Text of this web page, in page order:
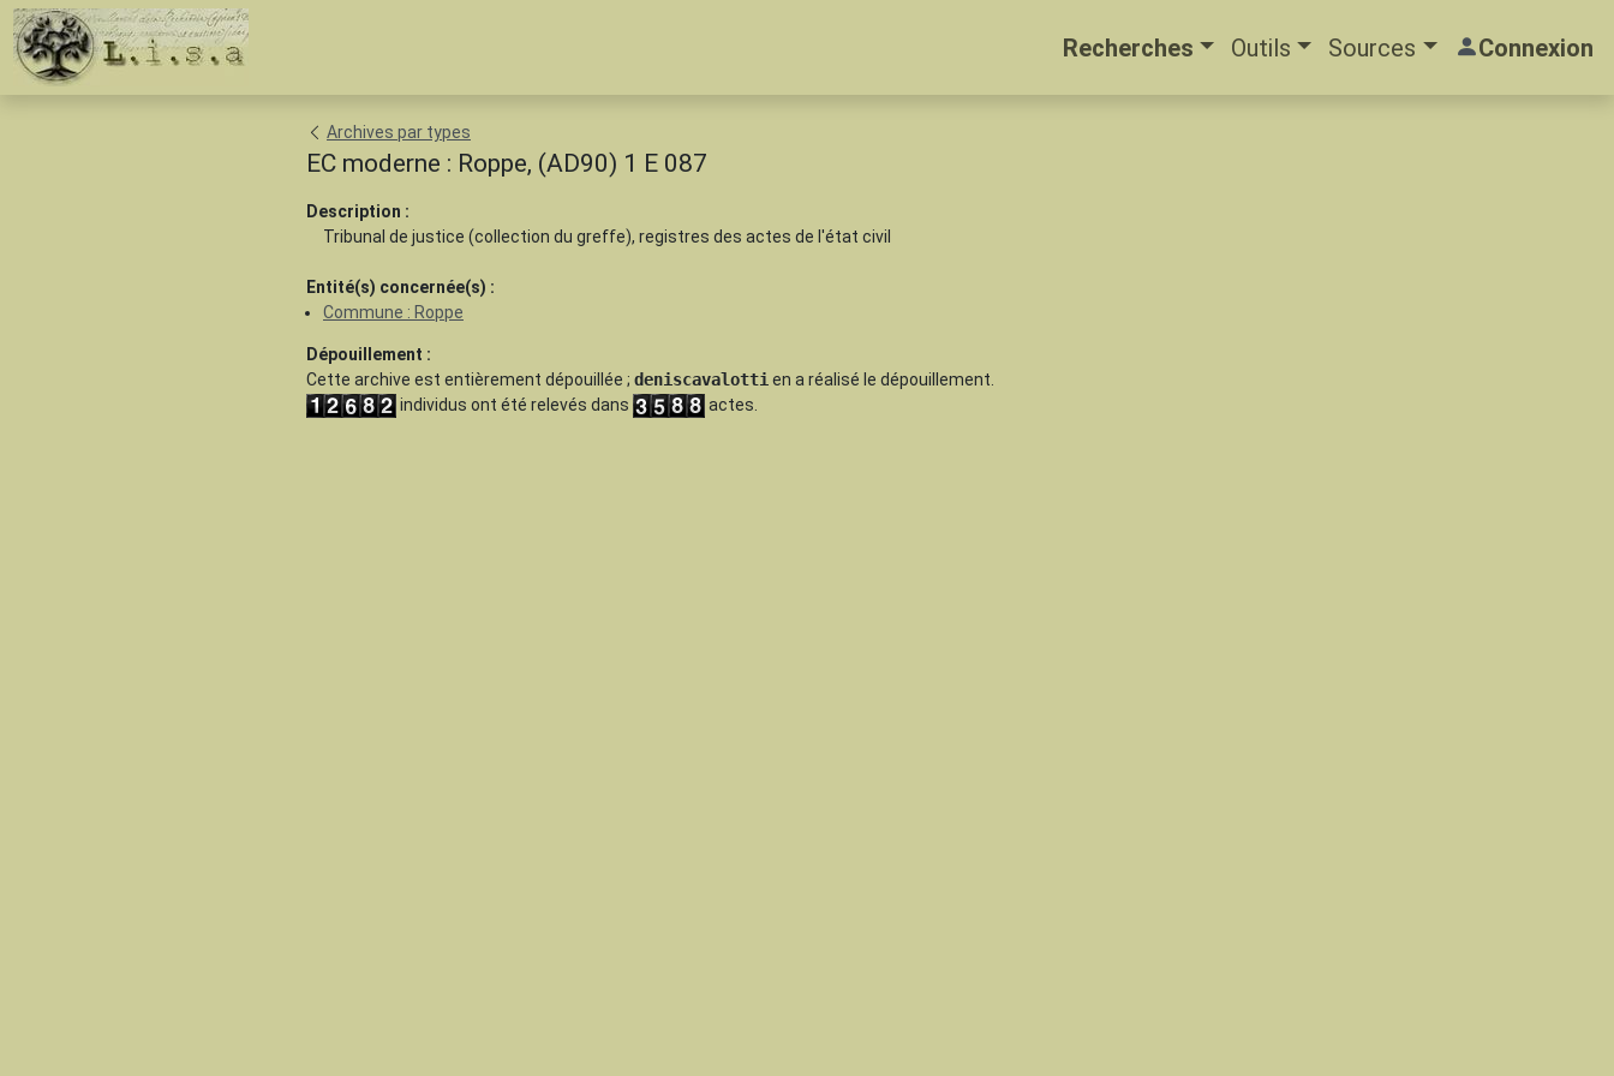
Recherches Outils Sources Connexion
Archives par types
EC moderne : Roppe, (AD90) 1 E 087
Description :
Tribunal de justice (collection du greffe), registres des actes de l'état civil
Entité(s) concernée(s) :
Commune : Roppe
Dépouillement :
Cette archive est entièrement dépouillée ; deniscavalotti en a réalisé le dépouillement.
individus ont été relevés dans
actes.